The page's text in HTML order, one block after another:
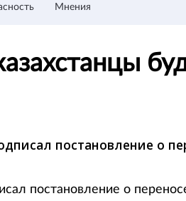
Мнения
постановление о
постановление о